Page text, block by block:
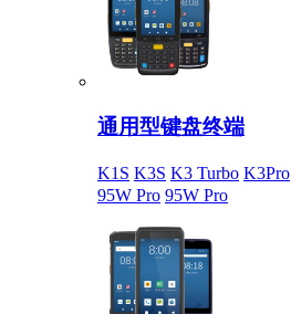
通用型键盘终端
K1S K3S K3 Turbo K3Pro
95W Pro 95W Pro